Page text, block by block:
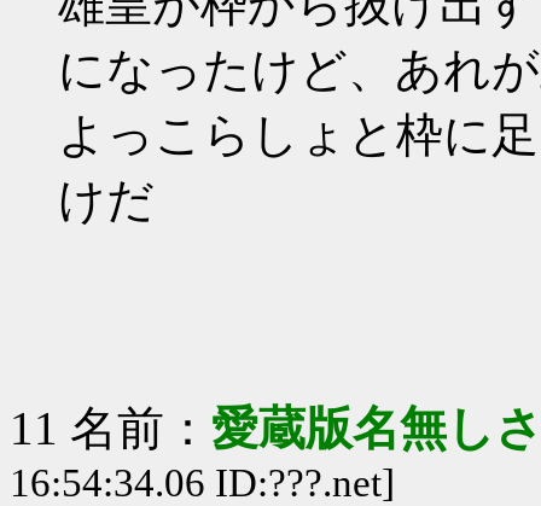
になったけど、あれ
よっこらしょと枠に
けだ
11 名前： 愛蔵版名無し
16:54:34.06 ID:???.net]